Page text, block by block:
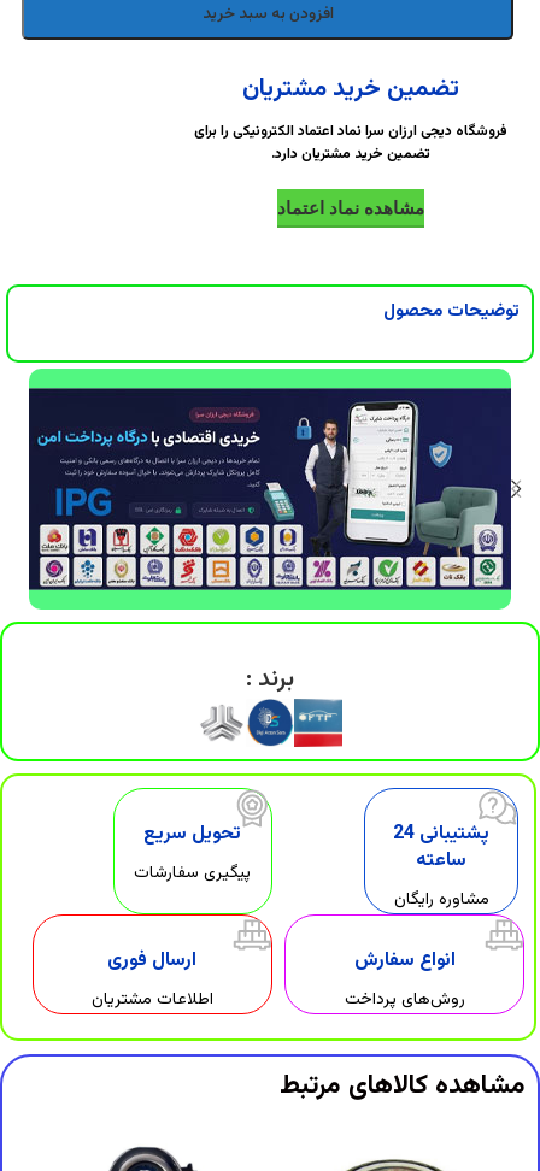
DigiArzanSara
DigiArzanSara
DigiArzanSara
DigiArzanSara
DigiArzanSara
DigiArzanSara
DigiArzanSara
DigiArzanSara
DigiArzanSara
DigiArzanSara
افزودن به سبد خرید
تضمین خرید مشتریان
فروشگاه دیجی ارزان سرا نماد اعتماد الکترونیکی را برای
تضمین خرید مشتریان دارد.
مشاهده نماد اعتماد
توضیحات محصول
برند :
پشتیبانی 24
ساعته
مشاوره رایگان
تحویل سریع
پیگیری سفارشات
انواع سفارش
روش‌های پرداخت
ارسال فوری
اطلاعات مشتریان
مشاهده کالاهای مرتبط